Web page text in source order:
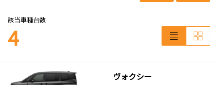
該当車種台数
4
ヴォクシー